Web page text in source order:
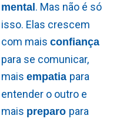
mental . Mas não é só
isso. Elas crescem
com mais confiança
para se comunicar,
mais empatia para
entender o outro e
mais preparo para